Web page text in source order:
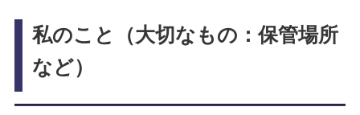
私のこと（大切なもの：保管場所
など）